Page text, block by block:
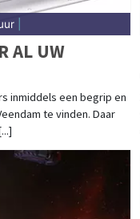
AL UW
inmiddels een begrip en
te vinden. Daar